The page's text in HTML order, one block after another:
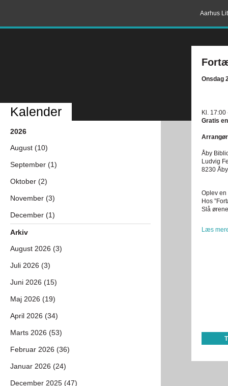
Aarhus
Onsdag
Kl. 17:00
Gratis
Åby
Ludvig
8230
Oplev
Hos
Slå
Læs
Kalender
2026
August (10)
September (1)
Oktober (2)
November (3)
December (1)
Arkiv
August 2026 (3)
Juli 2026 (3)
Juni 2026 (15)
Maj 2026 (19)
April 2026 (34)
Marts 2026 (53)
Februar 2026 (36)
Januar 2026 (24)
December 2025 (47)